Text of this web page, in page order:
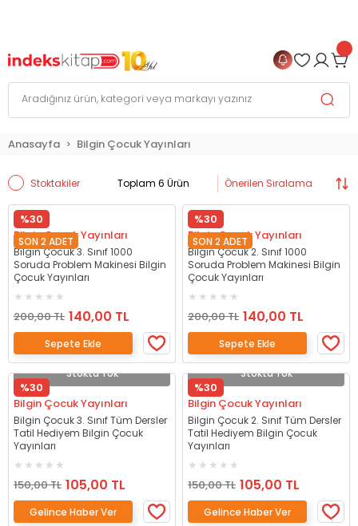
Anasayfa Bilgin Çocuk Yayınları
Stoktakiler Toplam 6 Ürün
%30
SON 2 ADET
Bilgin Çocuk Yayınları
Bilgin Çocuk 3. Sınıf 1000
Soruda Problem Makinesi Bilgin
Çocuk Yayınları
200,00 TL 140,00 TL
Sepete Ekle
%30
SON 2 ADET
Bilgin Çocuk Yayınları
Bilgin Çocuk 2. Sınıf 1000
Soruda Problem Makinesi Bilgin
Çocuk Yayınları
200,00 TL 140,00 TL
Sepete Ekle
Stokta Yok
%30
Bilgin Çocuk Yayınları
Bilgin Çocuk 3. Sınıf Tüm Dersler
Tatil Hediyem Bilgin Çocuk
Yayınları
150,00 TL 105,00 TL
Gelince Haber Ver
Stokta Yok
%30
Bilgin Çocuk Yayınları
Bilgin Çocuk 2. Sınıf Tüm Dersler
Tatil Hediyem Bilgin Çocuk
Yayınları
150,00 TL 105,00 TL
Gelince Haber Ver